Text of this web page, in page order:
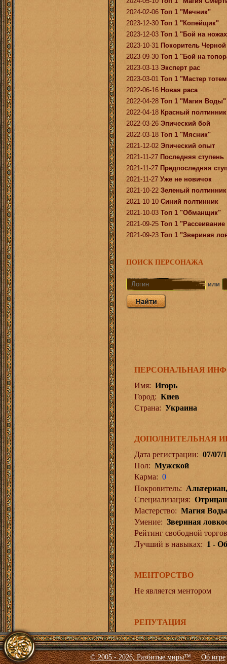
2024-02-06 Топ 1 "Мечник"
2023-12-30 Топ 1 "Копейщик"
2023-12-03 Топ 1 "Бой на
2023-10-31 Покоритель
2023-09-30 Топ 1 "Бой на
2023-03-13 Эксперт рас
2023-03-01 Топ 1 "Мастер
2022-06-16 Новая раса
2022-04-28 Топ 1 "Магия Воды"
2022-04-18 Красный полтинник
2022-03-26 Эпический бой
2022-03-18 Топ 1 "Мясник"
2021-12-02 Эпический опыт
2021-11-27 Последняя ступень
2021-11-27 Предпоследняя
2021-11-27 Уже не новичок
2021-10-22 Зеленый полтинник
2021-10-10 Синий полтинник
2021-10-03 Топ 1 "Обманщик"
2021-09-25 Топ 1
2021-09-23 Топ 1 "Звериная
ПОИСК ПЕРСОНАЖА
или
ПЕРСОНАЛЬНАЯ
Имя: Игорь
Город: Киев
Страна: Украина
ДОПОЛНИТЕЛЬНАЯ
Дата регистрации: 07/07/
Пол: Мужской
Карма: 0
Покровитель:
Специализация:
Мастерство: Магия Воды
Умение: Звериная
Рейтинг свободной
Лучший в навыках: 1 -
МЕНТОРСТВО
Не является ментором
РЕПУТАЦИЯ
© 2005 - 2026, Разбитые миры™ Об игре